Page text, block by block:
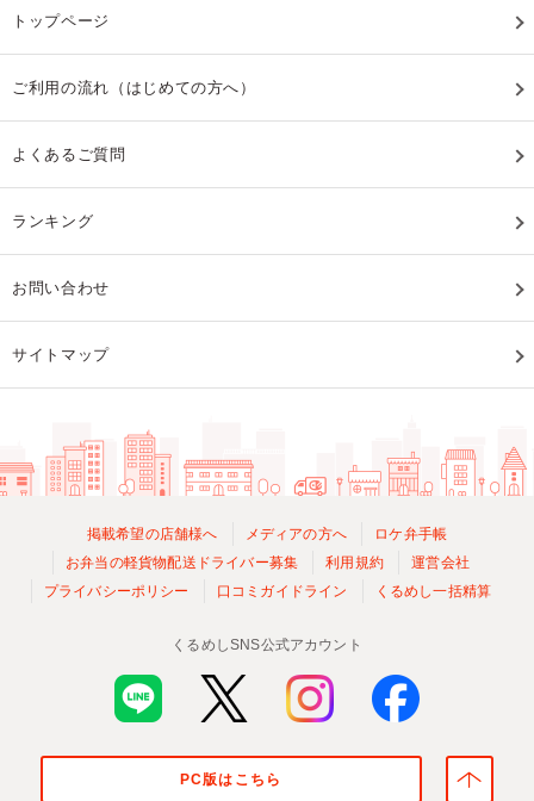
トップページ
ご利用の流れ（はじめての方へ）
よくあるご質問
ランキング
お問い合わせ
サイトマップ
掲載希望の店舗様へ メディアの方へ
ロケ弁手帳
お弁当の軽貨物配送ドライバー募集
利用規約
運営会社
プライバシーポリシー
口コミガイドライン くるめし一括精算
くるめしSNS公式アカウント
PC版はこちら